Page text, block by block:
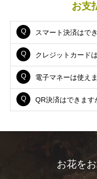
お支
スマート決済はで
クレジットカード
電子マネーは使え
QR決済はできます
お花を